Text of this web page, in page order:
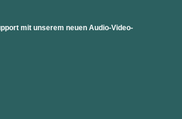
mit unserem neuen Audio-Video-